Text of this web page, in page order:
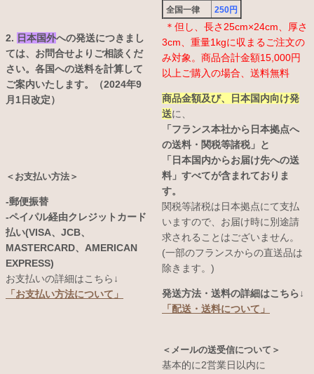
2. 日本国外への発送につきまし
ては、お問合せよりご相談くだ
さい。各国への送料を計算して
ご案内いたします。（2024年9
月1日改定）
＜お支払い方法＞
-郵便振替
-ペイパル経由クレジットカード
払い(VISA、JCB、
MASTERCARD、AMERICAN
EXPRESS)
お支払いの詳細はこちら↓
「お支払い方法について」
全国一律 250円
＊但し、長さ25cm×24cm、厚さ
3cm、重量1kgに収まるご注文の
み対象。商品合計金額15,000円
以上ご購入の場合、送料無料
商品金額及び、日本国内向け発
送に、
「フランス本社から日本拠点へ
の送料・関税等諸税」と
「日本国内からお届け先への送
料」すべてが含まれておりま
す。
関税等諸税は日本拠点にて支払
いますので、お届け時に別途請
求されることはございません。
(一部のフランスからの直送品は
除きます。)
発送方法・送料の詳細はこちら↓
「配送・送料について」
＜メールの送受信について＞
基本的に2営業日以内に